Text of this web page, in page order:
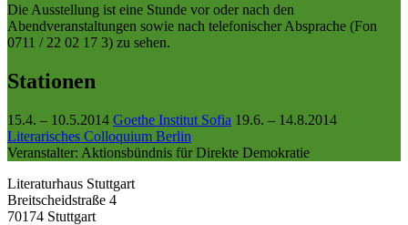
Die Ausstellung ist eine Stunde vor oder nach den
Abendveranstaltungen sowie nach telefonischer Absprache (Fon
0711 / 22 02 17 3) zu sehen.
Stationen
15.4. – 10.5.2014 Goethe Institut Sofia 19.6. – 14.8.2014
Literarisches Colloquium Berlin
Veranstalter: Aktionsbündnis für Direkte Demokratie
Literaturhaus Stuttgart
Breitscheidstraße 4
70174 Stuttgart